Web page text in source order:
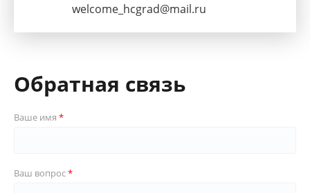
welcome_hcgrad@mail.ru
Обратная связь
Ваше имя
Ваш вопрос